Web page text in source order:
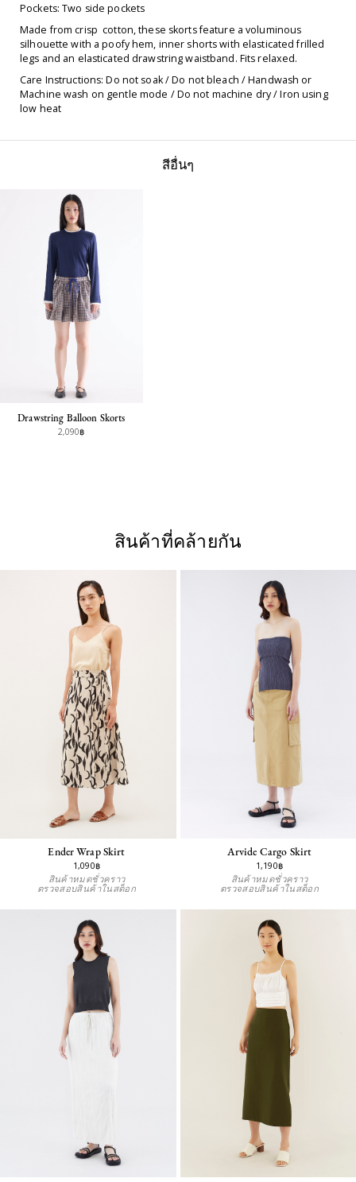
Pockets: Two side pockets
Made from crisp cotton, these skorts feature a voluminous
silhouette with a poofy hem, inner shorts with elasticated frilled
legs and an elasticated drawstring waistband. Fits relaxed.
Care Instructions: Do not soak / Do not bleach / Handwash or
Machine wash on gentle mode / Do not machine dry / Iron using
low heat
สีอื่นๆ
Drawstring Balloon Skorts
2,090฿
สินค้าที่คล้ายกัน
Ender Wrap Skirt
1,090฿
สินค้าหมดชั่วคราว
ตรวจสอบสินค้าในสต็อก
Arvide Cargo Skirt
1,190฿
สินค้าหมดชั่วคราว
ตรวจสอบสินค้าในสต็อก